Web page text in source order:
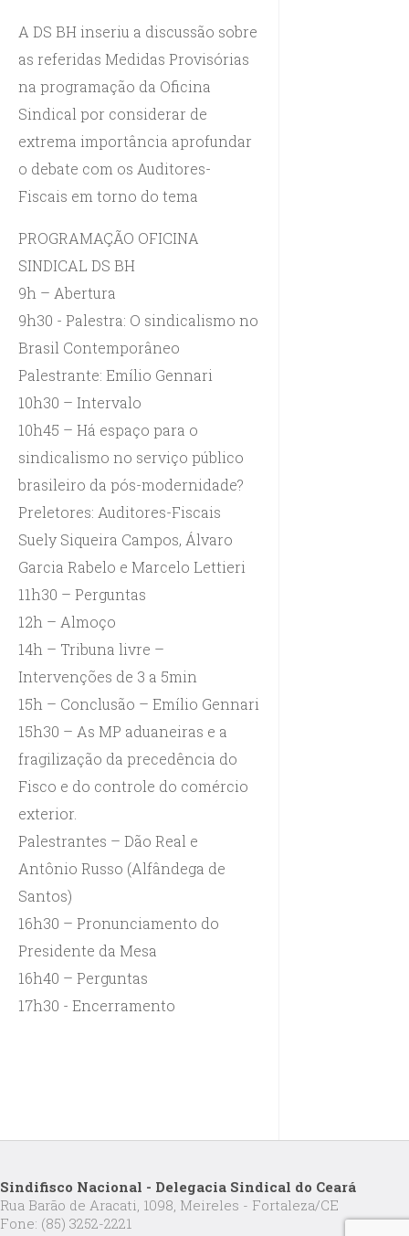
A DS BH inseriu a discussão sobre
as referidas Medidas Provisórias
na programação da Oficina
Sindical por considerar de
extrema importância aprofundar
o debate com os Auditores-
Fiscais em torno do tema
PROGRAMAÇÃO OFICINA
SINDICAL DS BH
9h – Abertura
9h30 - Palestra: O sindicalismo no
Brasil Contemporâneo
Palestrante: Emílio Gennari
10h30 – Intervalo
10h45 – Há espaço para o
sindicalismo no serviço público
brasileiro da pós-modernidade?
Preletores: Auditores-Fiscais
Suely Siqueira Campos, Álvaro
Garcia Rabelo e Marcelo Lettieri
11h30 – Perguntas
12h – Almoço
14h – Tribuna livre –
Intervenções de 3 a 5min
15h – Conclusão – Emílio Gennari
15h30 – As MP aduaneiras e a
fragilização da precedência do
Fisco e do controle do comércio
exterior.
Palestrantes – Dão Real e
Antônio Russo (Alfândega de
Santos)
16h30 – Pronunciamento do
Presidente da Mesa
16h40 – Perguntas
17h30 - Encerramento
Sindifisco Nacional - Delegacia Sindical do Ceará
Rua Barão de Aracati, 1098, Meireles - Fortaleza/CE
Fone: (85) 3252-2221